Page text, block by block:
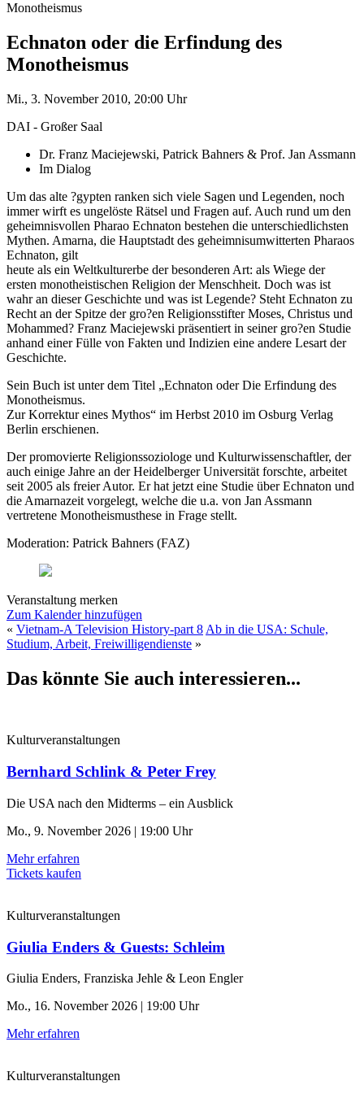
Monotheismus
Echnaton oder die Erfindung des
Monotheismus
Mi., 3. November 2010, 20:00 Uhr
DAI - Großer Saal
Dr. Franz Maciejewski, Patrick Bahners & Prof. Jan Assmann
Im Dialog
Um das alte ?gypten ranken sich viele Sagen und Legenden, noch
immer wirft es ungelöste Rätsel und Fragen auf. Auch rund um den
geheimnisvollen Pharao Echnaton bestehen die unterschiedlichsten
Mythen. Amarna, die Hauptstadt des geheimnisumwitterten Pharaos
Echnaton, gilt
heute als ein Weltkulturerbe der besonderen Art: als Wiege der
ersten monotheistischen Religion der Menschheit. Doch was ist
wahr an dieser Geschichte und was ist Legende? Steht Echnaton zu
Recht an der Spitze der gro?en Religionsstifter Moses, Christus und
Mohammed? Franz Maciejewski präsentiert in seiner gro?en Studie
anhand einer Fülle von Fakten und Indizien eine andere Lesart der
Geschichte.
Sein Buch ist unter dem Titel „Echnaton oder Die Erfindung des
Monotheismus.
Zur Korrektur eines Mythos“ im Herbst 2010 im Osburg Verlag
Berlin erschienen.
Der promovierte Religionssoziologe und Kulturwissenschaftler, der
auch einige Jahre an der Heidelberger Universität forschte, arbeitet
seit 2005 als freier Autor. Er hat jetzt eine Studie über Echnaton und
die Amarnazeit vorgelegt, welche die u.a. von Jan Assmann
vertretene Monotheismusthese in Frage stellt.
Moderation: Patrick Bahners (FAZ)
Veranstaltung merken
Zum Kalender hinzufügen
« Vietnam-A Television History-part 8 Ab in die USA: Schule,
Studium, Arbeit, Freiwilligendienste »
Das könnte Sie auch interessieren...
Kulturveranstaltungen
Bernhard Schlink & Peter Frey
Die USA nach den Midterms – ein Ausblick
Mo., 9. November 2026 | 19:00 Uhr
Mehr erfahren
Tickets kaufen
Kulturveranstaltungen
Giulia Enders & Guests: Schleim
Giulia Enders, Franziska Jehle & Leon Engler
Mo., 16. November 2026 | 19:00 Uhr
Mehr erfahren
Kulturveranstaltungen